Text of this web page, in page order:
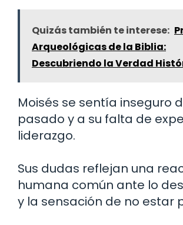
Quizás también te interese:
Arqueológicas de la Biblia:
Descubriendo la Verdad
Moisés se sentía inseguro
pasado y a su falta de
liderazgo.
Sus dudas reflejan una
humana común ante lo
y la sensación de no estar